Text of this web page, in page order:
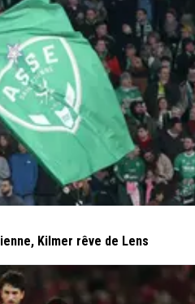
Kilmer rêve de Lens